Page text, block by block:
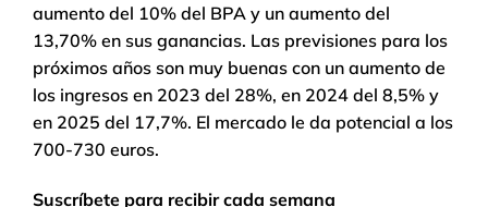
aumento del 10% del BPA y un aumento del
13,70% en sus ganancias. Las previsiones para los
próximos años son muy buenas con un aumento de
los ingresos en 2023 del 28%, en 2024 del 8,5% y
en 2025 del 17,7%. El mercado le da potencial a los
700-730 euros.
Suscríbete para recibir cada semana